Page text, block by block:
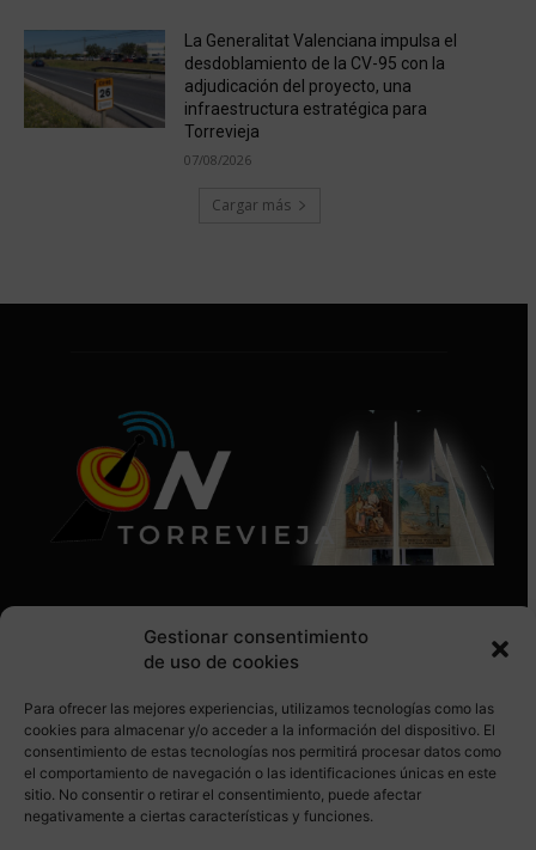
Gestionar consentimiento
de uso de cookies
Para ofrecer las mejores experiencias, utilizamos tecnologías como las
cookies para almacenar y/o acceder a la información del dispositivo. El
consentimiento de estas tecnologías nos permitirá procesar datos como
el comportamiento de navegación o las identificaciones únicas en este
sitio. No consentir o retirar el consentimiento, puede afectar
negativamente a ciertas características y funciones.
La Generalitat Valenciana impulsa el
desdoblamiento de la CV-95 con la
adjudicación del proyecto, una
infraestructura estratégica para
Torrevieja
07/08/2026
Cargar más
SÍGUENOS EN REDES SOCIALES